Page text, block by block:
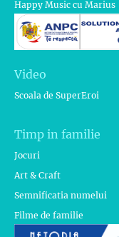
Happy Music cu Marius
Video
Scoala de SuperEroi
Timp in familie
Jocuri
Art & Craft
Semnificatia numelui
Filme de familie